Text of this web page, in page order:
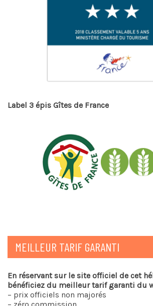
Label 3 épis Gîtes de France
MEILLEUR TARIF GARANTI
En réservant sur le site officiel de cet
bénéficiez du meilleur tarif garanti du
– prix officiels non majorés